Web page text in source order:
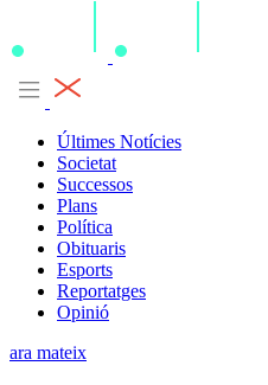
Últimes Notícies
Societat
Successos
Plans
Política
Obituaris
Esports
Reportatges
Opinió
ara mateix